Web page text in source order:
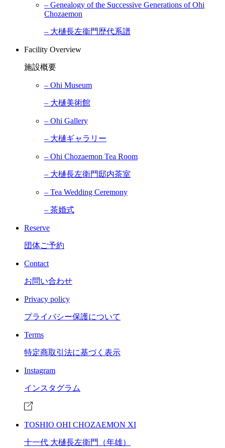
– Genealogy of the Successive Generations of Ohi
Chozaemon
– 大樋長左衞門歴代系譜
Facility Overview
施設概要
– Ohi Museum
– 大樋美術館
– Ohi Gallery
– 大樋ギャラリー
– Ohi Chozaemon Tea Room
– 大樋長左衛門邸内茶室
– Tea Wedding Ceremony
– 茶婚式
Reserve
団体ご予約
Contact
お問い合わせ
Privacy policy
プライバシー保護について
Terms
特定商取引法に基づく表示
Instagram
インスタグラム
TOSHIO OHI CHOZAEMON XI
十一代 大樋長左衛門（年雄）